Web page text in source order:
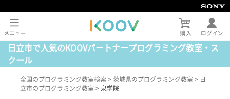
日立市で人気のKOOVパートナープログラミング教室・ス
クール
全国のプログラミング教室検索 > 茨城県のプログラミング教室 > 日
立市のプログラミング教室 > 泉学院